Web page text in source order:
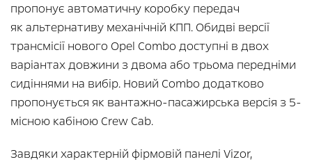
пропонує автоматичну коробку передач
як альтернативу механічній КПП. Обидві версії
трансмісії нового Opel Combo доступні в двох
варіантах довжини з двома або трьома передніми
сидіннями на вибір. Новий Combo додатково
пропонується як вантажно-пасажирська версія з 5-
місною кабіною Crew Cab.
Завдяки характерній фірмовій панелі Vizor,